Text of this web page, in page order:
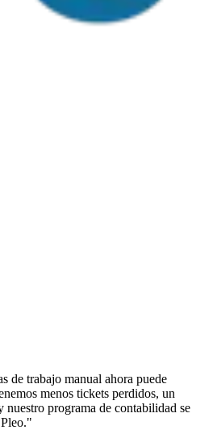
de trabajo manual ahora puede
menos tickets perdidos, un
nuestro programa de contabilidad se